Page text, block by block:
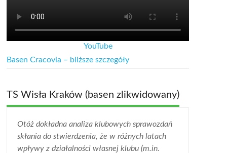
YouTube
Basen Cracovia – bliższe szczegóły
TS Wisła Kraków (basen zlikwidowany)
Otóż dokładna analiza klubowych sprawozdań
skłania do stwierdzenia, że w różnych latach
wpływy z działalności własnej klubu (m.in.